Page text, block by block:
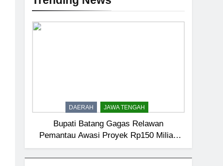
DAERAH JAWA TENGAH
Bupati Batang Gagas Relawan
Pemantau Awasi Proyek Rp150 Miliar,
Kantongi Data Teknis hingga Nilai